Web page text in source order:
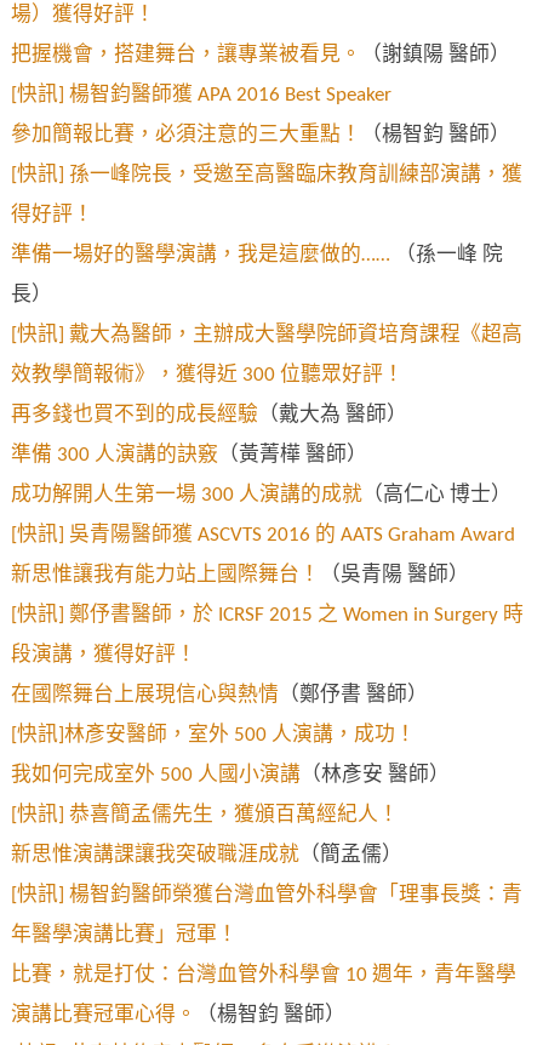
場）獲得好評！
把握機會，搭建舞台，讓專業被看見。
（謝鎮陽 醫師）
[快訊] 楊智鈞醫師獲 APA 2016 Best Speaker
參加簡報比賽，必須注意的三大重點！
（楊智鈞 醫師）
[快訊] 孫一峰院長，受邀至高醫臨床教育訓練部演講，獲
得好評！
準備一場好的醫學演講，我是這麼做的……
（孫一峰 院
長）
[快訊] 戴大為醫師，主辦成大醫學院師資培育課程《超高
效教學簡報術》，獲得近 300 位聽眾好評！
再多錢也買不到的成長經驗 （戴大為 醫師）
準備 300 人演講的訣竅 （黃菁樺 醫師）
成功解開人生第一場 300 人演講的成就 （高仁心 博士）
[快訊] 吳青陽醫師獲 ASCVTS 2016 的 AATS Graham Award
新思惟讓我有能力站上國際舞台！
（吳青陽 醫師）
[快訊] 鄭伃書醫師，於 ICRSF 2015 之 Women in Surgery 時
段演講，獲得好評！
在國際舞台上展現信心與熱情 （鄭伃書 醫師）
[快訊]林彥安醫師，室外 500 人演講，成功！
我如何完成室外 500 人國小演講 （林彥安 醫師）
[快訊] 恭喜簡孟儒先生，獲頒百萬經紀人！
新思惟演講課讓我突破職涯成就 （簡孟儒）
[快訊] 楊智鈞醫師榮獲台灣血管外科學會「理事長獎：青
年醫學演講比賽」冠軍！
比賽，就是打仗：台灣血管外科學會 10 週年，青年醫學
演講比賽冠軍心得。
（楊智鈞 醫師）